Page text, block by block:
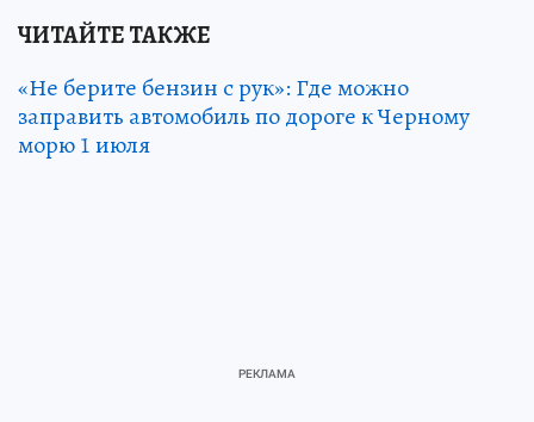
ЧИТАЙТЕ ТАКЖЕ
«Не берите бензин с рук»: Где можно
заправить автомобиль по дороге к Черному
морю 1 июля